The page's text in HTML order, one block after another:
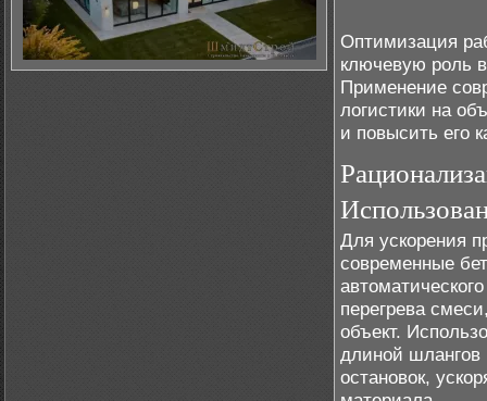
Оптимизация
ключевую роль
Применение
логистики на
и повысить его
Для ускорения
современные
перегрева
объект.
длиной шлангов
остановок,